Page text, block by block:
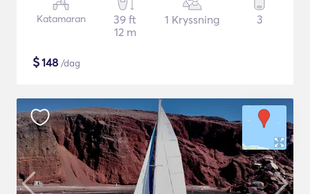
Katamaran
39 ft
12 m
1 Kryssning 3
$148 /dag